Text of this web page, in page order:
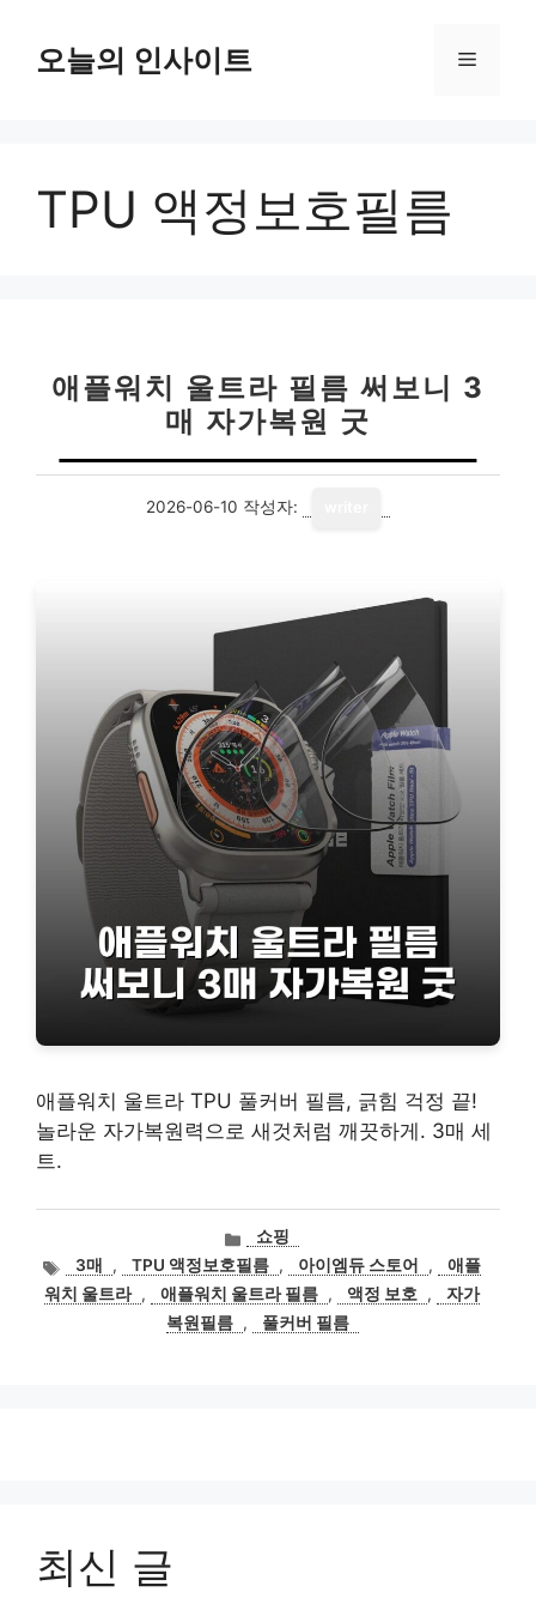
오늘의 인사이트 메
TPU 액정보호필름
애플워치 울트라 필름 써보니 3
매 자가복원 굿
2026-06-10 작성자:
애플워치 울트라 TPU 풀커버 필름, 긁힘 걱정 끝!
놀라운 자가복원력으로 새것처럼 깨끗하게. 3매 세
트.
카
테
고
리
쇼핑
태
그
3매 , TPU 액정보호필름 , 아이엠듀 스토어 ,
애플
워치 울트라 , 애플워치 울트라 필름 , 액정 보호 ,
자가
복원필름 , 풀커버 필름
최신 글